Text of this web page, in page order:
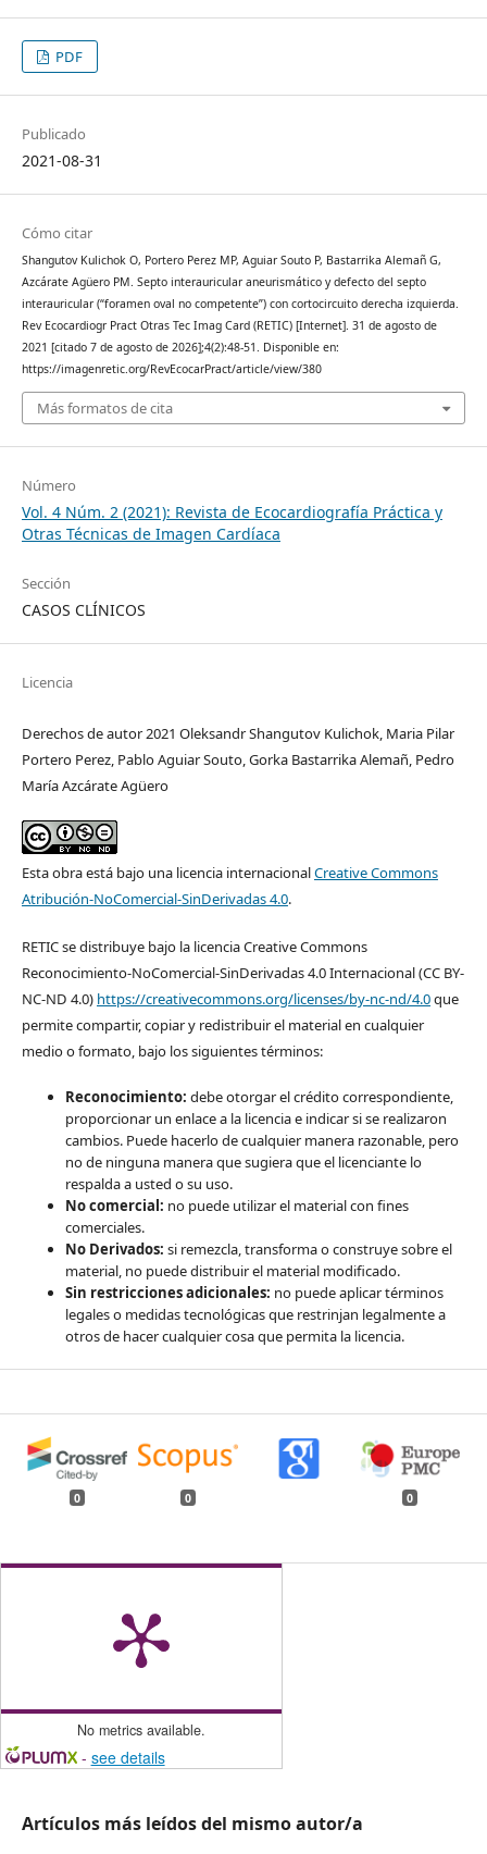
PDF
Publicado
2021-08-31
Cómo citar
Shangutov Kulichok O, Portero Perez MP, Aguiar Souto P, Bastarrika Alemañ G,
Azcárate Agüero PM. Septo interauricular aneurismático y defecto del septo
interauricular (“foramen oval no competente”) con cortocircuito derecha izquierda.
Rev Ecocardiogr Pract Otras Tec Imag Card (RETIC) [Internet]. 31 de agosto de
2021 [citado 7 de agosto de 2026];4(2):48-51. Disponible en:
https://imagenretic.org/RevEcocarPract/article/view/380
Más formatos de cita
Número
Vol. 4 Núm. 2 (2021): Revista de Ecocardiografía Práctica y
Otras Técnicas de Imagen Cardíaca
Sección
CASOS CLÍNICOS
Licencia
Derechos de autor 2021 Oleksandr Shangutov Kulichok, Maria Pilar
Portero Perez, Pablo Aguiar Souto, Gorka Bastarrika Alemañ, Pedro
María Azcárate Agüero
Esta obra está bajo una licencia internacionalCreative Commons
Atribución-NoComercial-SinDerivadas 4.0.
RETIC se distribuye bajo la licencia Creative Commons
Reconocimiento-NoComercial-SinDerivadas 4.0 Internacional (CC BY-
NC-ND 4.0) https://creativecommons.org/licenses/by-nc-nd/4.0que
permite compartir, copiar y redistribuir el material en cualquier
medio o formato, bajo los siguientes términos:
Reconocimiento: debe otorgar el crédito correspondiente,
proporcionar un enlace a la licencia e indicar si se realizaron
cambios. Puede hacerlo de cualquier manera razonable, pero
no de ninguna manera que sugiera que el licenciante lo
respalda a usted o su uso.
No comercial: no puede utilizar el material con fines
comerciales.
No Derivados: si remezcla, transforma o construye sobre el
material, no puede distribuir el material modificado.
Sin restricciones adicionales: no puede aplicar términos
legales o medidas tecnológicas que restrinjan legalmente a
otros de hacer cualquier cosa que permita la licencia.
0 0 0
No metrics available.
- see details
Artículos más leídos del mismo autor/a